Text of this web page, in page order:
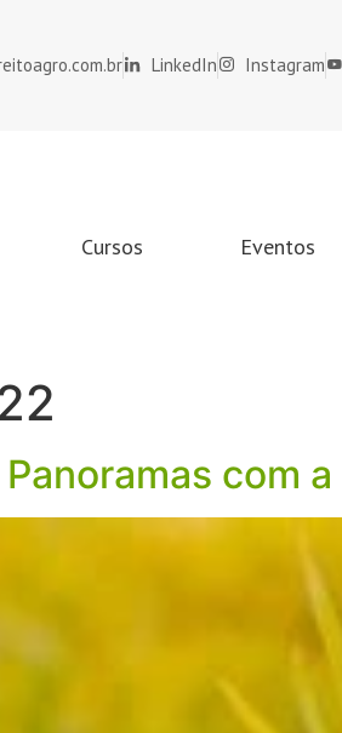
LinkedIn Instagram
Cursos Eventos
com